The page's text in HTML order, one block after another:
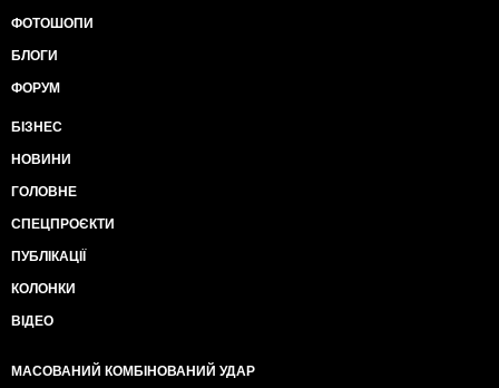
ФОТОШОПИ
БЛОГИ
ФОРУМ
БІЗНЕС
НОВИНИ
ГОЛОВНЕ
СПЕЦПРОЄКТИ
ПУБЛІКАЦІЇ
КОЛОНКИ
ВІДЕО
МАСОВАНИЙ КОМБІНОВАНИЙ УДАР